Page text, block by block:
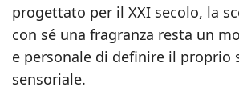
progettato per il XXI secolo, la
con sé una fragranza resta un
e personale di definire il proprio
sensoriale.